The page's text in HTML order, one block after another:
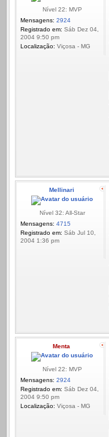
Nível 22: MVP
Mensagens: 2924
Registrado em: Sáb Dez 04,
2004 9:50 pm
Localização: Viçosa - MG
Mellinari
Nível 32: All-Star
Mensagens: 4715
Registrado em: Sáb Jul 10,
2004 1:36 pm
Menta
Nível 22: MVP
Mensagens: 2924
Registrado em: Sáb Dez 04,
2004 9:50 pm
Localização: Viçosa - MG